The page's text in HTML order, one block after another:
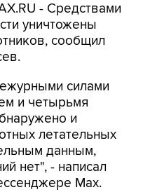
- Средствами
уничтожены
сообщил
силами
и четырьмя
и
летательных
данным,
нет", - написал
Max.